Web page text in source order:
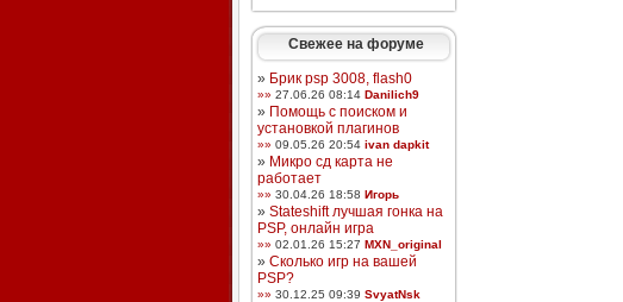
Свежее на форуме
» Брик psp 3008, flash0
»» 27.06.26 08:14 Danilich9
» Помощь с поиском и
установкой плагинов
»» 09.05.26 20:54 ivan dapkit
» Микро сд карта не
работает
»» 30.04.26 18:58 Игорь
» Stateshift лучшая гонка на
PSP, онлайн игра
»» 02.01.26 15:27 MXN_original
» Сколько игр на вашей
PSP?
»» 30.12.25 09:39 SvyatNsk